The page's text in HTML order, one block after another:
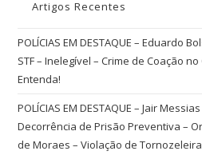
Artigos Recentes
POLÍCIAS EM DESTAQUE – Eduardo
STF – Inelegível – Crime de Coação
Entenda!
POLÍCIAS EM DESTAQUE – Jair
Decorrência de Prisão Preventiva –
de Moraes – Violação de